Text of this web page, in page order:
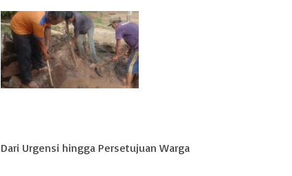
Dari Urgensi hingga Persetujuan Warga